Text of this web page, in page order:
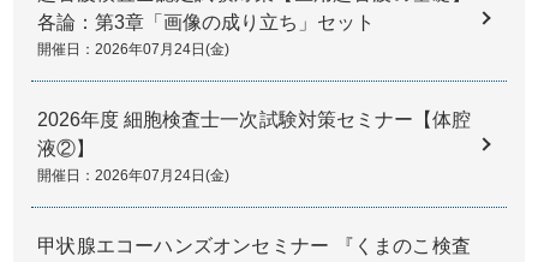
各論：第3章「画像の成り立ち」セット
開催日：2026年07月24日(金)
2026年度 細胞検査士一次試験対策セミナー【体腔
液②】
開催日：2026年07月24日(金)
甲状腺エコーハンズオンセミナー 『くまのこ検査